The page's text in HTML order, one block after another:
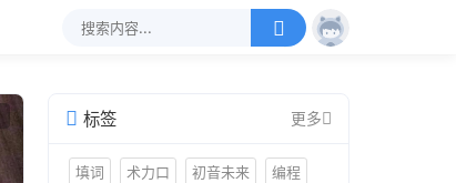
标签 更多
填词 术力口 初音未来 编程